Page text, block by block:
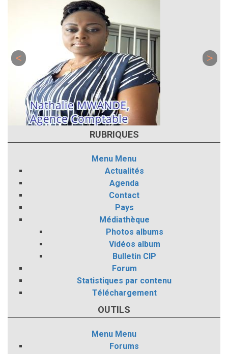
RUBRIQUES
Menu Menu
Actualités
Agenda
Contact
Pays
Médiathèque
Photos albums
Vidéos album
Bulletin CIP
Forum
Statistiques par contenu
Téléchargement
OUTILS
Menu Menu
Forums